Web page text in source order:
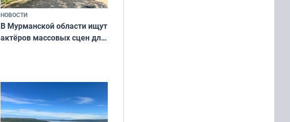
НОВОСТИ
В Мурманской области ищут
актёров массовых сцен для